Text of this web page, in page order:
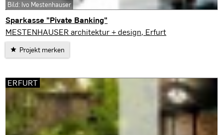
Sparkasse "Pivate Banking"
Erfurt
MESTENHAUSER architektur + design, Erfurt
Projekt merken
Bild: Ivo Mestenhauser
ERFURT